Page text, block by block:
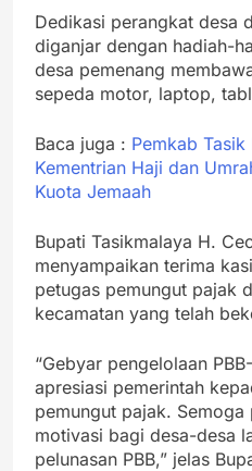
Dedikasi perangkat desa
diganjar dengan hadiah-
desa pemenang
sepeda motor, laptop,
Baca juga : Pemkab
Kementrian Haji dan
Kuota Jemaah
Bupati Tasikmalaya H.
menyampaikan terima
petugas pemungut pajak
kecamatan yang telah
“Gebyar pengelolaan
apresiasi pemerintah
pemungut pajak.
motivasi bagi desa-desa
pelunasan PBB,” jelas